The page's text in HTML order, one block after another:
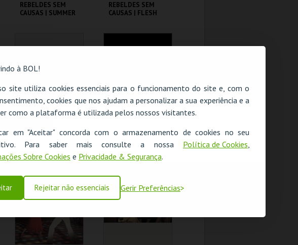
à BOL!
site utiliza cookies essenciais para o funcionamento do site e, com o
cookies que nos ajudam a personalizar a sua experiência e a
como a plataforma é utilizada pelos nossos visitantes.
em "Aceitar" concorda com o armazenamento de cookies no seu
Para saber mais consulte a nossa Política de Cookies,
Sobre Cookies e Privacidade & Segurança.
Rejeitar não essenciais Gerir Preferências
REBELDES SEM
CAUSAS | SUMMER
MAIS INFO
COMPRAR
REBELDES SEM
CAUSAS | FLESH
COMPRAR
REBELDES SEM
CAUSAS | SKIDOO
CINEMATECA
MAIS INFO
COMPRAR
CAUSAS | ALICE'S
RESTAURANT
CINEMATECA
MAIS INFO
COMPRAR
O evento escolhido não está disponível
OK